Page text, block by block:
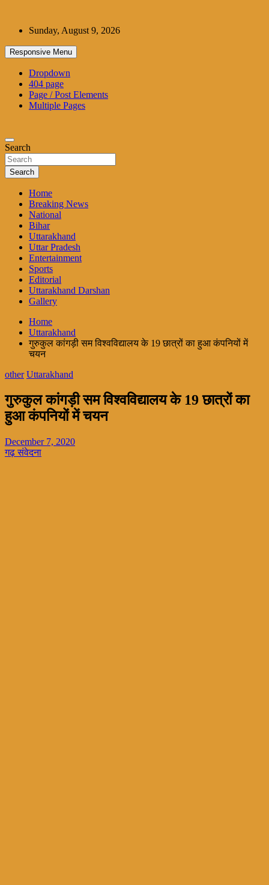
contentSunday, August 9, 2026
Responsive Menu
Dropdown
404 page
Page / Post Elements
Multiple Pages
Search
Search
Home
Breaking News
National
Bihar
Uttarakhand
Uttar Pradesh
Entertainment
Sports
Editorial
Uttarakhand Darshan
Gallery
Home
Uttarakhand
गुरुकुल कांगड़ी सम विश्वविद्यालय के 19 छात्रों का हुआ कंपनियों में
चयन
other Uttarakhand
गुरुकुल कांगड़ी सम विश्वविद्यालय के 19 छात्रों का
हुआ कंपनियों में चयन
December 7, 2020
गढ़ संवेदना